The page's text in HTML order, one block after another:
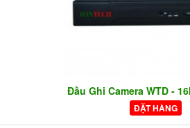
Đầu Ghi Camera WTD -
ĐẶT HÀNG